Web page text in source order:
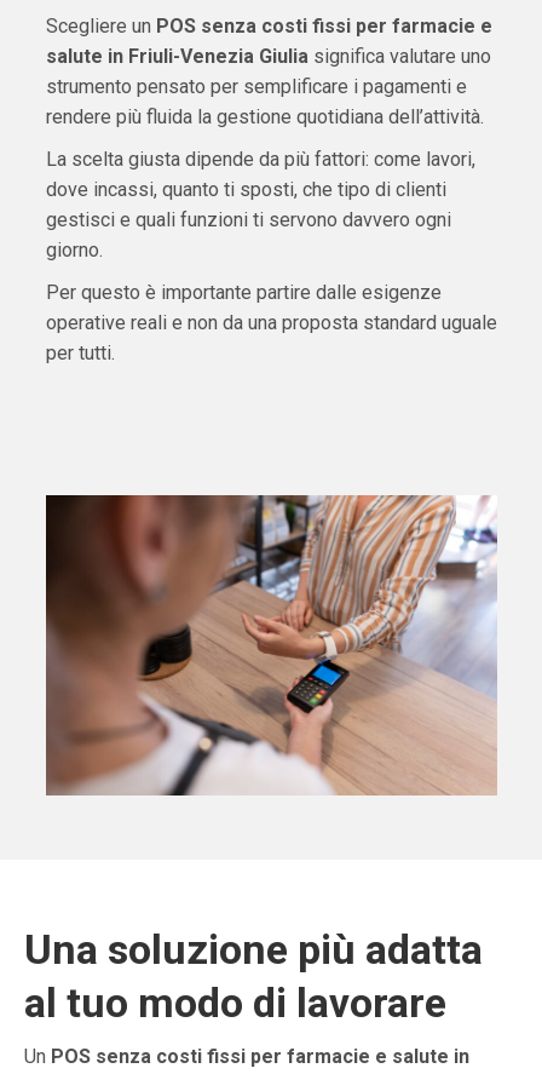
Scegliere un POS senza costi fissi per farmacie e
salute in Friuli-Venezia Giuliasignifica valutare uno
strumento pensato per semplificare i pagamenti e
rendere più fluida la gestione quotidiana dell’attività.
La scelta giusta dipende da più fattori: come lavori,
dove incassi, quanto ti sposti, che tipo di clienti
gestisci e quali funzioni ti servono davvero ogni
giorno.
Per questo è importante partire dalle esigenze
operative reali e non da una proposta standard uguale
per tutti.
Una soluzione più adatta
al tuo modo di lavorare
Un POS senza costi fissi per farmacie e salute in